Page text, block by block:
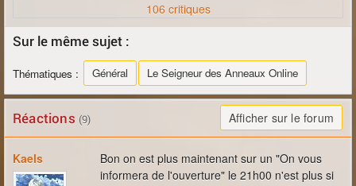
106 critiques
Sur le même sujet :
Thématiques : Général Le Seigneur des Anneaux Online
Réactions (9) Afficher sur le forum
Kaels
Bon on est plus maintenant sur un "On vous
informera de l'ouverture" le 21h00 n'est plus si